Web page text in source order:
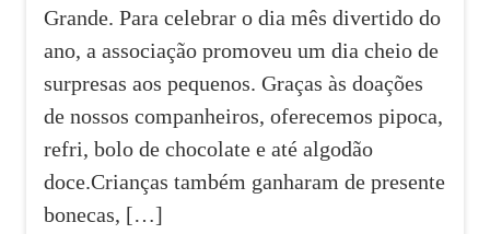
Grande. Para celebrar o dia mês divertido do
ano, a associação promoveu um dia cheio de
surpresas aos pequenos. Graças às doações
de nossos companheiros, oferecemos pipoca,
refri, bolo de chocolate e até algodão
doce.Crianças também ganharam de presente
bonecas, […]